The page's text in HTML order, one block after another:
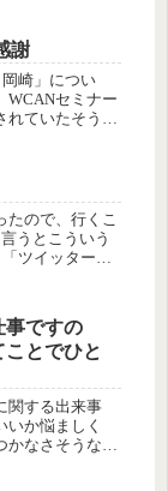
ERの世界に
の現実を生...
謝
岡崎」につい
WCANセミナー
れていたそう
題です。以前
たので、行くこ
うとこういう
ツイッター軟
い（リアル...
事ですの
とでひと
関する出来事
いか悩ましく
なさそうな所